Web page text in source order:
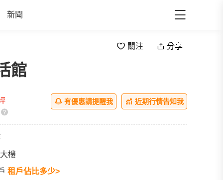
新聞
關注 分享
all館
有優惠請提醒我 近期行情告知我
樓
租戶佔比多少>